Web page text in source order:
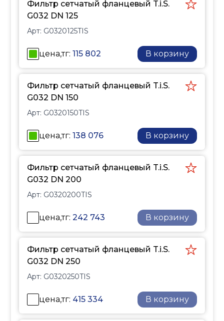
Фильтр сетчатый фланцевый T.i.S.
G032 DN 125
Арт: G0320125TIS
цена,тг:115 802 В корзину
Фильтр сетчатый фланцевый T.i.S.
G032 DN 150
Арт: G0320150TIS
цена,тг:138 076 В корзину
Фильтр сетчатый фланцевый T.i.S.
G032 DN 200
Арт: G0320200TIS
цена,тг:242 743 В корзину
Фильтр сетчатый фланцевый T.i.S.
G032 DN 250
Арт: G0320250TIS
цена,тг: 415 334 В корзину